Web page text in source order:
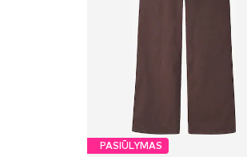
PASIŪLYMAS